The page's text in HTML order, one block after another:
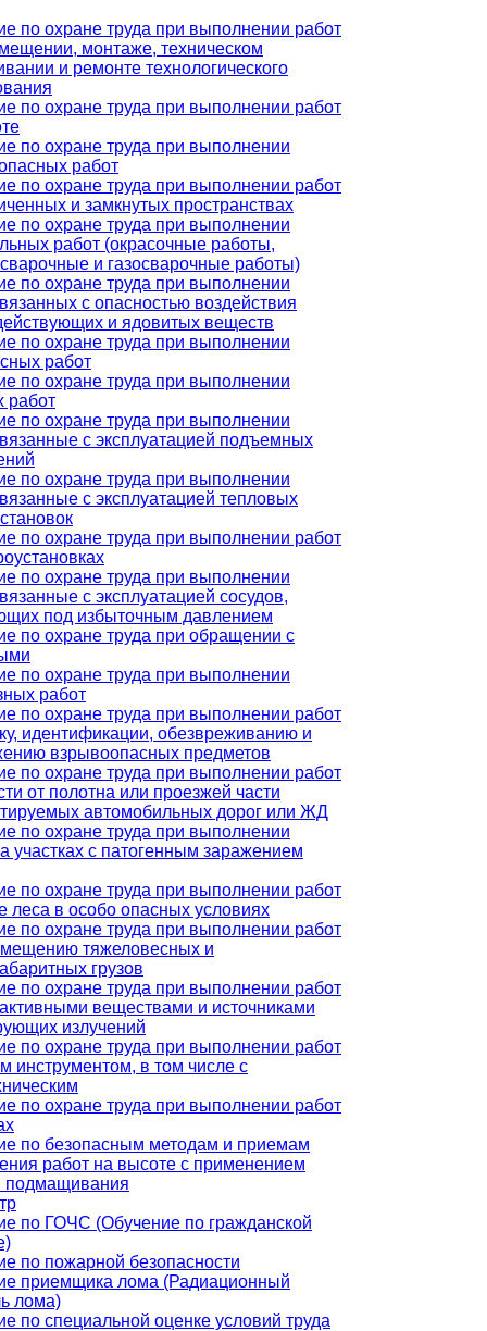
по охране труда при выполнении работ
монтаже, техническом
и ремонте технологического
по охране труда при выполнении работ
по охране труда при выполнении
работ
по охране труда при выполнении работ
и замкнутых пространствах
по охране труда при выполнении
работ (окрасочные работы,
и газосварочные работы)
по охране труда при выполнении
с опасностью воздействия
и ядовитых веществ
по охране труда при выполнении
работ
по охране труда при выполнении
работ
по охране труда при выполнении
с эксплуатацией подъемных
по охране труда при выполнении
с эксплуатацией тепловых
по охране труда при выполнении работ
по охране труда при выполнении
с эксплуатацией сосудов,
под избыточным давлением
по охране труда при обращении с
по охране труда при выполнении
работ
по охране труда при выполнении работ
идентификации, обезвреживанию и
взрывоопасных предметов
по охране труда при выполнении работ
от полотна или проезжей части
автомобильных дорог или ЖД
по охране труда при выполнении
участках с патогенным заражением
по охране труда при выполнении работ
леса в особо опасных условиях
по охране труда при выполнении работ
тяжеловесных и
грузов
по охране труда при выполнении работ
веществами и источниками
излучений
по охране труда при выполнении работ
инструментом, в том числе с
по охране труда при выполнении работ
по безопасным методам и приемам
работ на высоте с применением
подмащивания
по ГОЧС (Обучение по гражданской
по пожарной безопасности
приемщика лома (Радиационный
лома)
по специальной оценке условий труда